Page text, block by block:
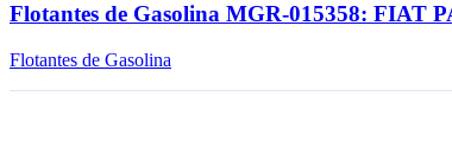
Flotantes de Gasolina MGR-015358: FIAT
Flotantes de Gasolina